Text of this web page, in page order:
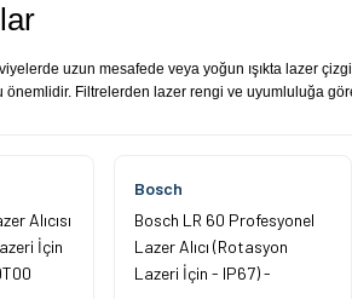
uzun mesafede veya yoğun ışıkta lazer
Filtrelerden lazer rengi ve uyumluluğa göre
Alıcısı
İçin
Bosch
Bosch LR 60 Profesyonel
Lazer Alıcı (Rotasyon
Lazeri İçin - IP67) -